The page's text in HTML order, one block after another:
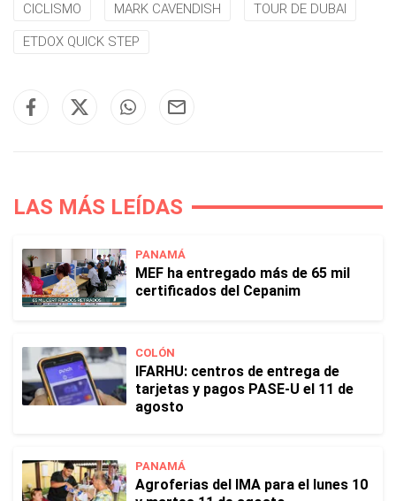
CICLISMO MARK CAVENDISH TOUR DE DUBAI
ETDOX QUICK STEP
LAS MÁS LEÍDAS
PANAMÁ
MEF ha entregado más de 65 mil
certificados del Cepanim
COLÓN
IFARHU: centros de entrega de
tarjetas y pagos PASE-U el 11 de
agosto
PANAMÁ
Agroferias del IMA para el lunes 10